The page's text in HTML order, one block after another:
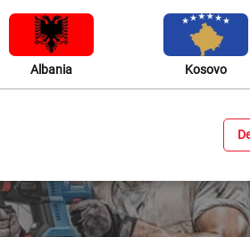
ambientit Ndihmë
Albania Kosovo